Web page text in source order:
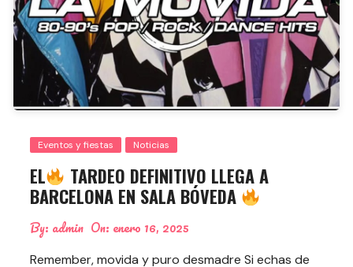
Eventos y fiestas Noticias
EL
TARDEO DEFINITIVO LLEGA A
BARCELONA EN SALA BÓVEDA
By: admin On: enero 16, 2025
Remember, movida y puro desmadre Si echas de